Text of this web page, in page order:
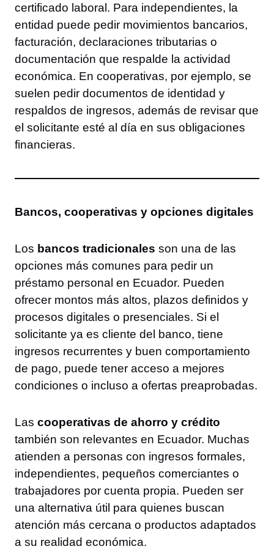
certificado laboral. Para independientes, la
entidad puede pedir movimientos bancarios,
facturación, declaraciones tributarias o
documentación que respalde la actividad
económica. En cooperativas, por ejemplo, se
suelen pedir documentos de identidad y
respaldos de ingresos, además de revisar que
el solicitante esté al día en sus obligaciones
financieras.
Bancos, cooperativas y opciones digitales
Los bancos tradicionales son una de las
opciones más comunes para pedir un
préstamo personal en Ecuador. Pueden
ofrecer montos más altos, plazos definidos y
procesos digitales o presenciales. Si el
solicitante ya es cliente del banco, tiene
ingresos recurrentes y buen comportamiento
de pago, puede tener acceso a mejores
condiciones o incluso a ofertas preaprobadas.
Las cooperativas de ahorro y crédito
también son relevantes en Ecuador. Muchas
atienden a personas con ingresos formales,
independientes, pequeños comerciantes o
trabajadores por cuenta propia. Pueden ser
una alternativa útil para quienes buscan
atención más cercana o productos adaptados
a su realidad económica.